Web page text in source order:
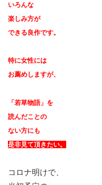
いろんな
楽しみ方が
できる良作です。
特に女性には
お薦めしますが、
「若草物語」を
読んだことの
ない方にも
是非見て頂きたい。
コロナ明けで、